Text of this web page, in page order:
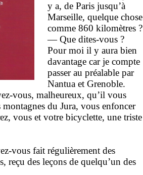
y a, de Paris jusqu’à
Marseille, quelque chose
comme 860 kilomètres ?
— Que dites-vous ?
Pour moi il y aura bien
davantage car je compte
passer au préalable par
Nantua et Grenoble.
vous, malheureux, qu’il vous
du Jura, vous enfoncer
vous et votre bicyclette, une triste
vous fait régulièrement des
reçu des leçons de quelqu’un des